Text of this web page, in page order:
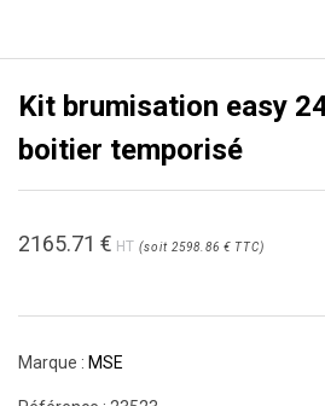
Kit brumisation easy
boitier temporisé
2165.71 € HT (soit 2598.86 € TTC)
Marque : MSE